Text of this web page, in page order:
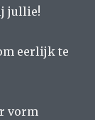
jullie!
eerlijk te
vorm